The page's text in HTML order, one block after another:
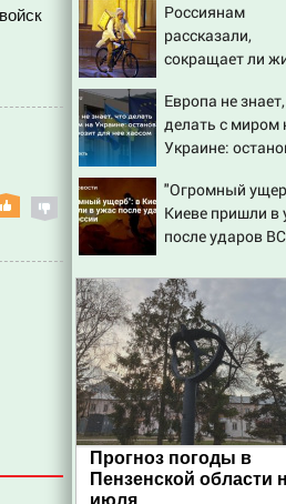
Россиянам
рассказали,
сокращает ли
Европа не
делать с миром
Украине:
хаосом
"Огромный
Киеве пришли в
после ударов ВС
Прогноз погоды в
Пензенской области
июля